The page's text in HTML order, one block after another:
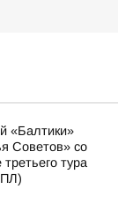
«Балтики»
Советов» со
тура